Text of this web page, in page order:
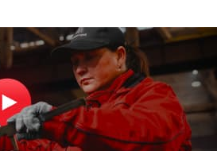
горизонтальности и
сваи.
после проверки уровня свай,
бетон для закрепления и
основания.
после заливки бетона
отделку фундамента в